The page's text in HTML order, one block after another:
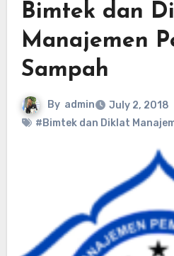
Bimtek dan
Manajemen
Sampah
By admin
July 2, 2018
#Bimtek dan Diklat